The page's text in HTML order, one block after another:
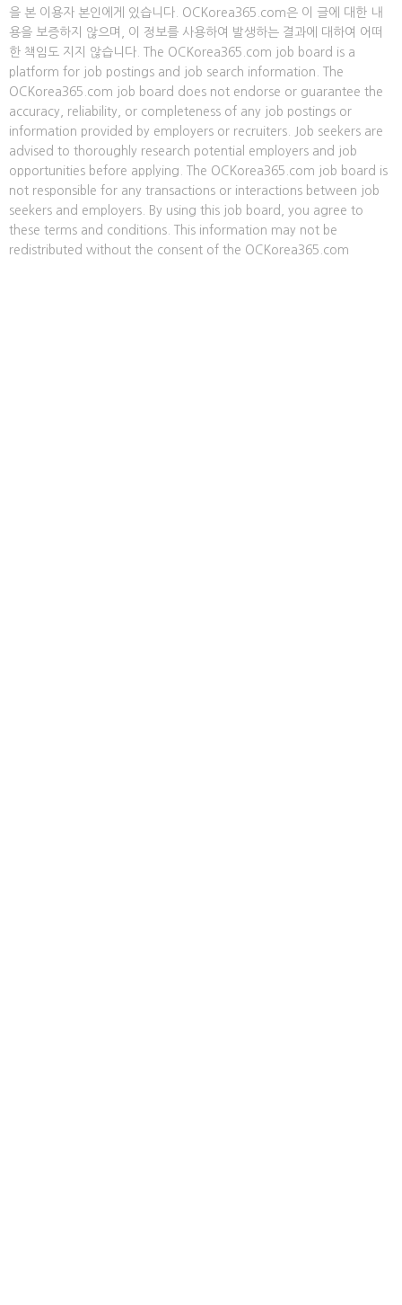
을 본 이용자 본인에게 있습니다. OCKorea365.com은 이 글에 대한 내
용을 보증하지 않으며, 이 정보를 사용하여 발생하는 결과에 대하여 어떠
한 책임도 지지 않습니다. The OCKorea365.com job board is a
platform for job postings and job search information. The
OCKorea365.com job board does not endorse or guarantee the
accuracy, reliability, or completeness of any job postings or
information provided by employers or recruiters. Job seekers are
advised to thoroughly research potential employers and job
opportunities before applying. The OCKorea365.com job board is
not responsible for any transactions or interactions between job
seekers and employers. By using this job board, you agree to
these terms and conditions. This information may not be
redistributed without the consent of the OCKorea365.com